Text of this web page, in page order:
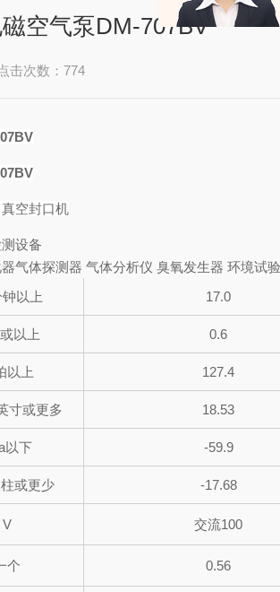
空气泵DM-707BV
击次数：774
空封口机
设备
气体探测器 气体分析仪 臭氧发生器 环境试
以上 17.0
以上 0.6
以上 127.4
寸或更多 18.53
以下 -59.9
或更少 -17.68
V 交流100
个 0.56